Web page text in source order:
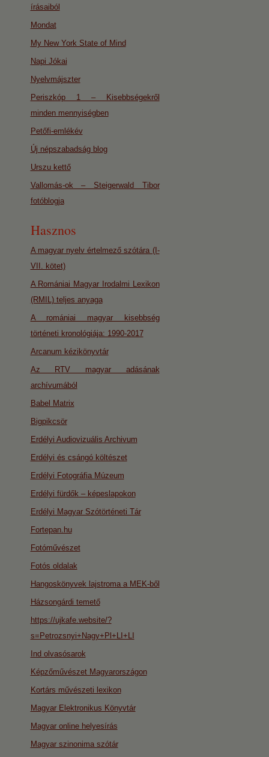
írásaiból
Mondat
My New York State of Mind
Napi Jókai
Nyelvmájszter
Periszkóp 1 – Kisebbségekről
minden mennyiségben
Petőfi-emlékév
Új népszabadság blog
Urszu kettő
Vallomás-ok – Steigerwald Tibor
fotóblogja
Hasznos
A magyar nyelv értelmező szótára (I-
VII. kötet)
A Romániai Magyar Irodalmi Lexikon
(RMIL) teljes anyaga
A romániai magyar kisebbség
történeti kronológiája: 1990-2017
Arcanum kézikönyvtár
Az RTV magyar adásának
archívumából
Babel Matrix
Bigpikcsör
Erdélyi Audiovizuális Archivum
Erdélyi és csángó költészet
Erdélyi Fotográfia Múzeum
Erdélyi fürdők – képeslapokon
Erdélyi Magyar Szótörténeti Tár
Fortepan.hu
Fotóművészet
Fotós oldalak
Hangoskönyvek lajstroma a MEK-ből
Házsongárdi temető
https://ujkafe.website/?
s=Petrozsnyi+Nagy+Pl+LI+LI
Ind olvasósarok
Képzőművészet Magyarországon
Kortárs művészeti lexikon
Magyar Elektronikus Könyvtár
Magyar online helyesírás
Magyar szinonima szótár